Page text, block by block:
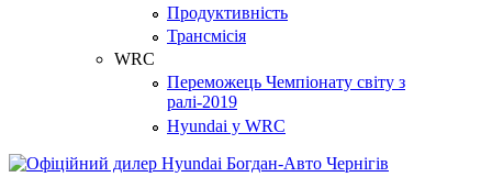
Продуктивність
Трансмісія
WRC
Переможець Чемпіонату світу з
ралі-2019
Hyundai у WRC